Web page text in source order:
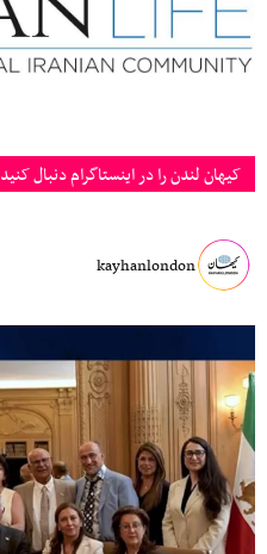
کیهان لندن را در اینستاگرام دنبال کنید
kayhanlondon